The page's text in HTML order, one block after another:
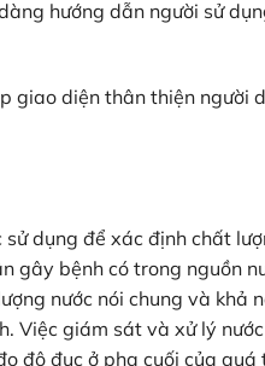
BÁO GIÁ &
hướng dẫn người sử
giao diện thân thiện người
dụng để xác định chất
gây bệnh có trong nguồn
nước nói chung và khả
Việc giám sát và xử lý
độ đục ở pha cuối của quá